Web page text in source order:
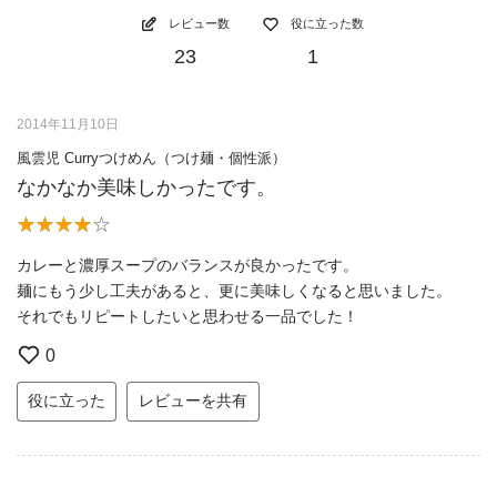
レビュー数
23
役に立った数
1
2014年11月10日
風雲児 Curryつけめん（つけ麺・個性派）
なかなか美味しかったです。
カレーと濃厚スープのバランスが良かったです。
麺にもう少し工夫があると、更に美味しくなると思いました。
それでもリピートしたいと思わせる一品でした！
0
役に立った レビューを共有